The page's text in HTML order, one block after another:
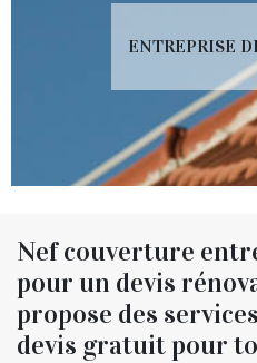
ENTREPRISE
Nef couverture
pour un devis
propose des
devis gratuit pour